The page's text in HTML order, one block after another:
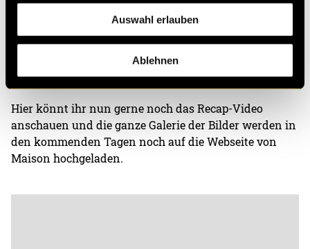
Auswahl erlauben
Ablehnen
kurze Schnitte zu setzen und gezielt Transitions
einzubauen, um dem Video mehr Dynamik zu
verleihen. Mein Ziel war es, die Energie und Stimmung
des Abends so lebendig wie möglich einzufangen und
für die Zuschauer greifbar zu machen.
Hier könnt ihr nun gerne noch das Recap-Video
anschauen und die ganze Galerie der Bilder werden in
den kommenden Tagen noch auf die Webseite von
Maison hochgeladen.